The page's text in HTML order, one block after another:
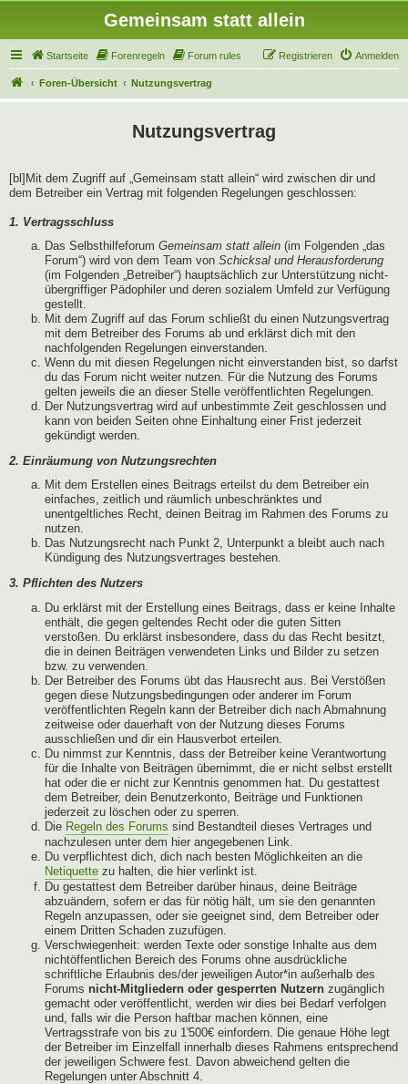
Gemeinsam statt allein
Startseite Forenregeln Forum rules Anmelden
Registrieren
Foren-Übersicht Nutzungsvertrag
Nutzungsvertrag
[bl]Mit dem Zugriff auf „Gemeinsam statt allein“ wird zwischen dir und
dem Betreiber ein Vertrag mit folgenden Regelungen geschlossen:
1. Vertragsschluss
Das Selbsthilfeforum Gemeinsam statt allein (im Folgenden „das
Forum“) wird von dem Team von Schicksal und Herausforderung
(im Folgenden „Betreiber“) hauptsächlich zur Unterstützung nicht-
übergriffiger Pädophiler und deren sozialem Umfeld zur Verfügung
gestellt.
Mit dem Zugriff auf das Forum schließt du einen Nutzungsvertrag
mit dem Betreiber des Forums ab und erklärst dich mit den
nachfolgenden Regelungen einverstanden.
Wenn du mit diesen Regelungen nicht einverstanden bist, so darfst
du das Forum nicht weiter nutzen. Für die Nutzung des Forums
gelten jeweils die an dieser Stelle veröffentlichten Regelungen.
Der Nutzungsvertrag wird auf unbestimmte Zeit geschlossen und
kann von beiden Seiten ohne Einhaltung einer Frist jederzeit
gekündigt werden.
2. Einräumung von Nutzungsrechten
Mit dem Erstellen eines Beitrags erteilst du dem Betreiber ein
einfaches, zeitlich und räumlich unbeschränktes und
unentgeltliches Recht, deinen Beitrag im Rahmen des Forums zu
nutzen.
Das Nutzungsrecht nach Punkt 2, Unterpunkt a bleibt auch nach
Kündigung des Nutzungsvertrages bestehen.
3. Pflichten des Nutzers
Du erklärst mit der Erstellung eines Beitrags, dass er keine Inhalte
enthält, die gegen geltendes Recht oder die guten Sitten
verstoßen. Du erklärst insbesondere, dass du das Recht besitzt,
die in deinen Beiträgen verwendeten Links und Bilder zu setzen
bzw. zu verwenden.
Der Betreiber des Forums übt das Hausrecht aus. Bei Verstößen
gegen diese Nutzungsbedingungen oder anderer im Forum
veröffentlichten Regeln kann der Betreiber dich nach Abmahnung
zeitweise oder dauerhaft von der Nutzung dieses Forums
ausschließen und dir ein Hausverbot erteilen.
Du nimmst zur Kenntnis, dass der Betreiber keine Verantwortung
für die Inhalte von Beiträgen übernimmt, die er nicht selbst erstellt
hat oder die er nicht zur Kenntnis genommen hat. Du gestattest
dem Betreiber, dein Benutzerkonto, Beiträge und Funktionen
jederzeit zu löschen oder zu sperren.
Die Regeln des Forums sind Bestandteil dieses Vertrages und
nachzulesen unter dem hier angegebenen Link.
Du verpflichtest dich, dich nach besten Möglichkeiten an die
Netiquette zu halten, die hier verlinkt ist.
Du gestattest dem Betreiber darüber hinaus, deine Beiträge
abzuändern, sofern er das für nötig hält, um sie den genannten
Regeln anzupassen, oder sie geeignet sind, dem Betreiber oder
einem Dritten Schaden zuzufügen.
Verschwiegenheit: werden Texte oder sonstige Inhalte aus dem
nichtöffentlichen Bereich des Forums ohne ausdrückliche
schriftliche Erlaubnis des/der jeweiligen Autor*in außerhalb des
Forums nicht-Mitgliedern oder gesperrten Nutzern zugänglich
gemacht oder veröffentlicht, werden wir dies bei Bedarf verfolgen
und, falls wir die Person haftbar machen können, eine
Vertragsstrafe von bis zu 1'500€ einfordern. Die genaue Höhe legt
der Betreiber im Einzelfall innerhalb dieses Rahmens entsprechend
der jeweiligen Schwere fest. Davon abweichend gelten die
Regelungen unter Abschnitt 4.